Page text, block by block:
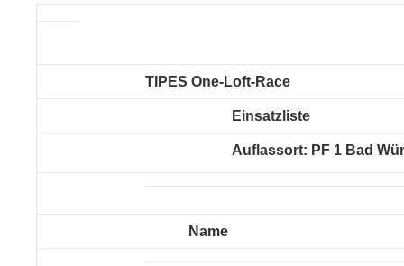
TIPES One-Loft-Race
Einsatzliste
Auflassort: PF 1 Bad
Name